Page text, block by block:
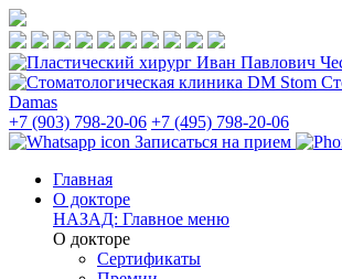
Damas
+7 (903) 798-20-06 +7 (495) 798-20-06
Записаться на прием
Главная
О докторе
НАЗАД: Главное меню
О докторе
Сертификаты